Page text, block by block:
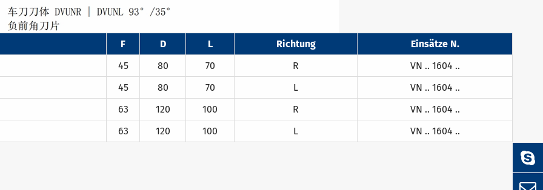
F D L Richtung
Einsätze N.
45 80 70 R
VN .. 1604 ..
45 80 70 L
VN .. 1604 ..
63 120 100 R
VN .. 1604 ..
63 120 100 L VN .. 1604 ..